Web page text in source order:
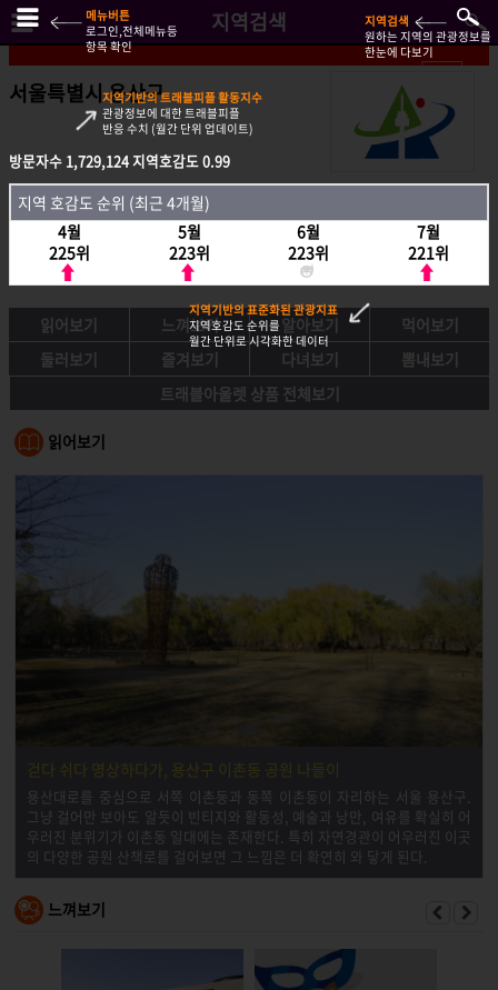
지역검색
서울특별시 용산구
방문자수 1,729,124지역호감도 0.99
지역호감도 순위 (최근 4개월)
4월
225위
5월
223위
6월
223위
7월
221위
읽어보기 느껴보기 알아보기
먹어보기
둘러보기
즐겨보기 다녀보기
뽐내보기
트래블아울렛 상품 전체보기
읽어보기
걷다 쉬다 명상하다가, 용산구 이촌동 공원 나들이
용산대로를 중심으로 서쪽 이촌동과 동쪽 이촌동이 자리하는 서울 용산구.
그냥 걸어만 보아도 알듯이 빈티지와 활동성, 예술과 낭만, 여유를 확실히 어
우러진 분위기가 이촌동 일대에는 존재한다. 특히 자연경관이 어우러진 이곳
의 다양한 공원 산책로를 걸어보면 그 느낌은 더 확연히 와 닿게 된다.
느껴보기
방문자수 1,729,124지역호감도 0.99
지역 호감도 순위 (최근 4개월)
4월
225위
5월
223위
6월
223위
7월
221위
메뉴버튼
로그인,전체메뉴등
항목 확인
지역검색
원하는 지역의 관광정보를
한눈에 다보기
지역기반의 트래블피플 활동지수
관광정보에 대한 트래블피플
반응 수치 (월간 단위 업데이트)
지역기반의 표준화된 관광지표
지역호감도 순위를
월간 단위로 시각화한 데이터